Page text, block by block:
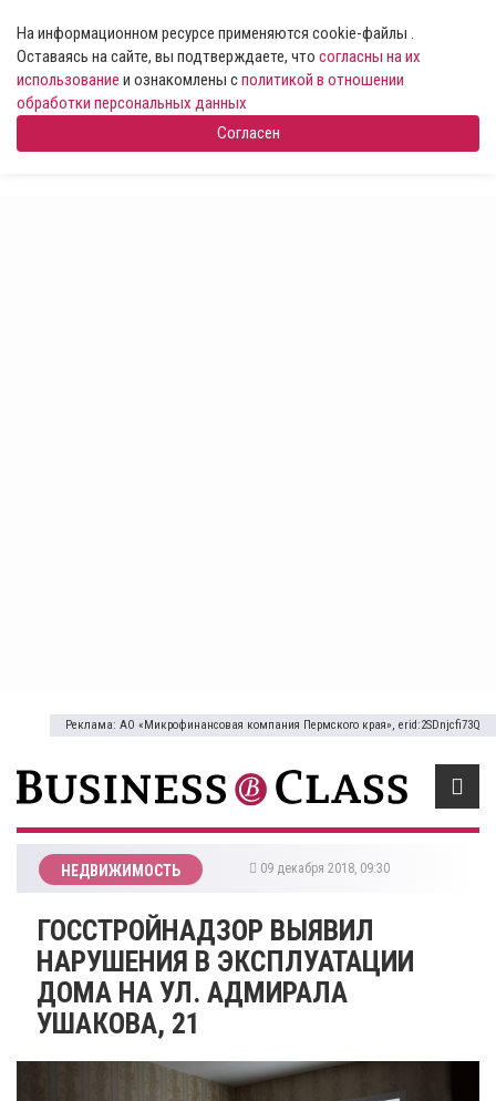
На информационном ресурсе применяются cookie-файлы .
Оставаясь на сайте, вы подтверждаете, что согласны на их
использование и ознакомлены сполитикой в отношении
обработки персональных данных
Согласен
Реклама: АО «Микрофинансовая компания Пермского края», erid:2SDnjcfi73Q
НЕДВИЖИМОСТЬ 09 декабря 2018, 09:30
ГОССТРОЙНАДЗОР ВЫЯВИЛ
НАРУШЕНИЯ В ЭКСПЛУАТАЦИИ
ДОМА НА УЛ. АДМИРАЛА
УШАКОВА, 21